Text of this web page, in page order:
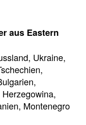
aus Eastern
Ukraine,
Montenegro